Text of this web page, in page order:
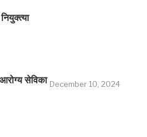
आरोग्य सेविका December 10, 2024